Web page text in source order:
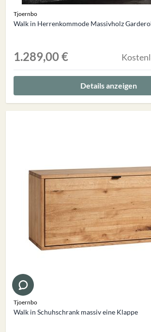
Tjoernbo
Walk in Herrenkommode Massivholz
1.289,00 €
Details anzeigen
Tjoernbo
Walk in Schuhschrank massiv eine Klappe